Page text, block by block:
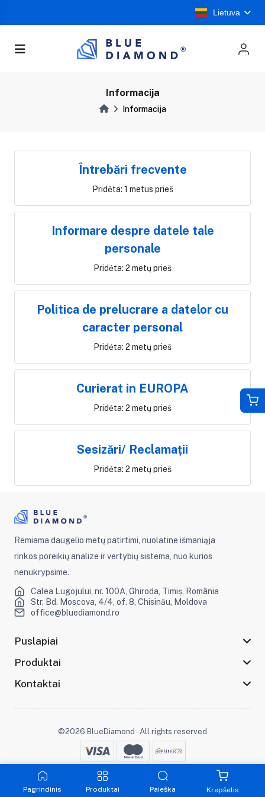
Lietuva
Pagrindinis Produktai Paieška Krepšelis
Informacija
Informacija
Întrebări frecvente
Pridėta: 1 metus prieš
Informare despre datele tale
personale
Pridėta: 2 metų prieš
Politica de prelucrare a datelor cu
caracter personal
Pridėta: 2 metų prieš
Curierat in EUROPA
Pridėta: 2 metų prieš
Sesizări/ Reclamații
Pridėta: 2 metų prieš
Remiama daugelio metų patirtimi, nuolatine išmaniąja
rinkos poreikių analize ir vertybių sistema, nuo kurios
nenukrypsime.
Calea Lugojului, nr. 100A, Ghiroda, Timiș, România
Str. Bd. Moscova, 4/4, of. 8, Chisinău, Moldova
office@bluediamond.ro
Puslapiai
Produktai
Kontaktai
©2026 BlueDiamond - All rights reserved
Likite prisijungę :